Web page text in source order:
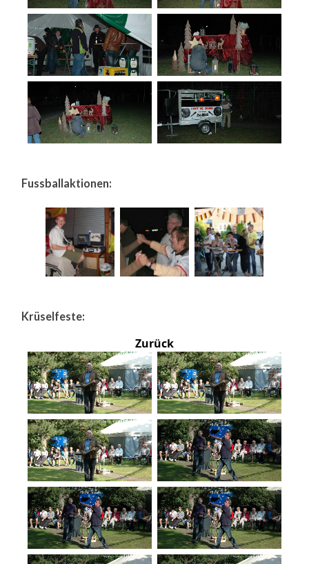
Fussballaktionen:
Krüselfeste:
Zurück